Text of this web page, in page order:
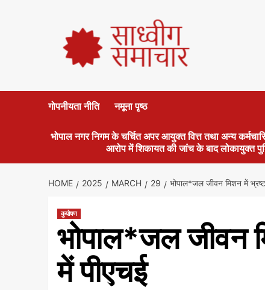
गोपनीयता नीति नमूना पृष्ठ
भोपाल नगर निगम के चर्चित अपर आयुक्त वित्त तथा अन्य
आरोप में शिकायत की जांच के बाद लोकायुक्त
HOME 2025 MARCH 29 भोपाल*जल जीवन मिशन में
कुपोषण
भोपाल*जल जीवन
में पीएचई